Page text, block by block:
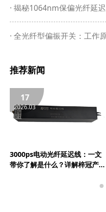
揭秘1064nm保偏光纤延迟线：
全光纤型偏振开关：工作原
推荐新闻
17
2026.03
3000ps电动光纤延迟线：一文
带你了解是什么？详解梓冠产